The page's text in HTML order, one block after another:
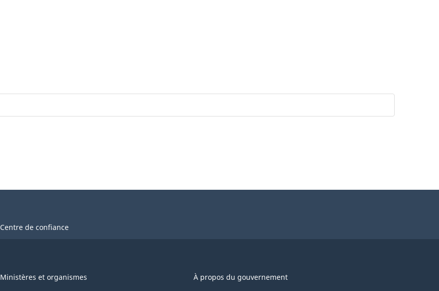
Centre de confiance
Ministères et organismes À propos du gouvernement